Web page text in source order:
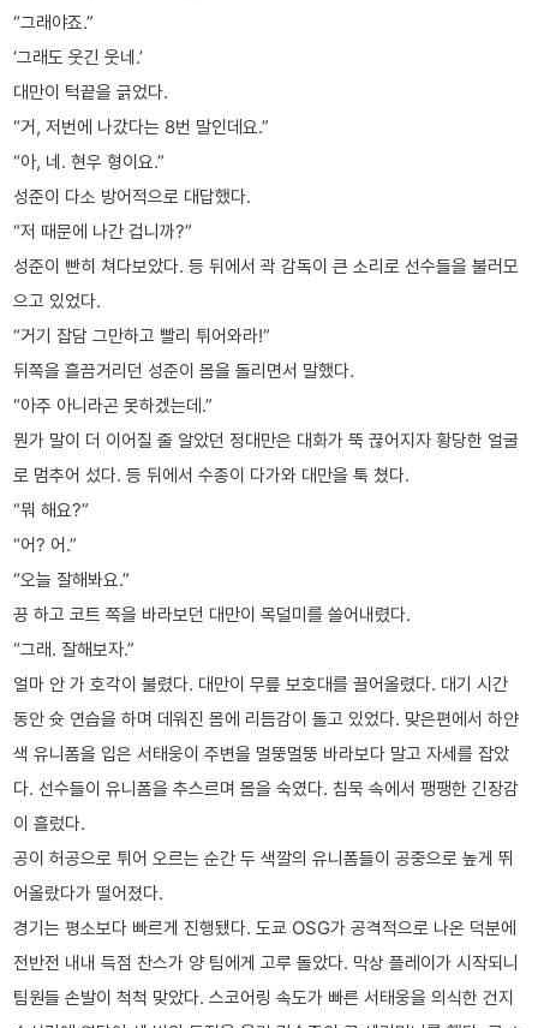
“그래야죠.”
‘그래도 웃긴 웃네.’
대만이 턱끝을 긁었다.
“거, 저번에 나갔다는 8번 말인데요.”
“아, 네. 현우 형이요.”
성준이 다소 방어적으로 대답했다.
“저 때문에 나간 겁니까?”
성준이 빤히 쳐다보았다. 등 뒤에서 곽 감독이 큰 소리로 선수들을 불러모
으고 있었다.
“거기 잡담 그만하고 빨리 튀어와라!”
뒤쪽을 흘끔거리던 성준이 몸을 돌리면서 말했다.
“아주 아니라곤 못하겠는데.”
뭔가 말이 더 이어질 줄 알았던 정대만은 대화가 뚝 끊어지자 황당한 얼굴
로 멈추어 섰다. 등 뒤에서 수종이 다가와 대만을 툭 쳤다.
“뭐 해요?”
“어? 어.”
“오늘 잘해봐요.”
끙 하고 코트 쪽을 바라보던 대만이 목덜미를 쓸어내렸다.
“그래. 잘해보자.”
얼마 안 가 호각이 불렸다. 대만이 무릎 보호대를 끌어올렸다. 대기 시간
동안 슛 연습을 하며 데워진 몸에 리듬감이 돌고 있었다. 맞은편에서 하얀
색 유니폼을 입은 서태웅이 주변을 멀뚱멀뚱 바라보다 말고 자세를 잡았
다. 선수들이 유니폼을 추스르며 몸을 숙였다. 침묵 속에서 팽팽한 긴장감
이 흘렀다.
공이 허공으로 튀어 오르는 순간 두 색깔의 유니폼들이 공중으로 높게 뛰
어올랐다가 떨어졌다.
경기는 평소보다 빠르게 진행됐다. 도쿄 OSG가 공격적으로 나온 덕분에
전반전 내내 득점 찬스가 양 팀에게 고루 돌았다. 막상 플레이가 시작되니
팀원들 손발이 척척 맞았다. 스코어링 속도가 빠른 서태웅을 의식한 건지